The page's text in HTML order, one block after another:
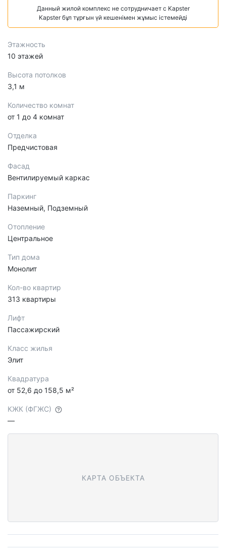
Данный жилой комплекс не сотрудничает с Kapster
Kapster бұл тұрғын үй кешенімен жұмыс істемейді
Этажность
10 этажей
Высота потолков
3,1 м
Количество комнат
от 1 до 4 комнат
Отделка
Предчистовая
Фасад
Вентилируемый каркас
Паркинг
Наземный, Подземный
Отопление
Центральное
Тип дома
Монолит
Кол-во квартир
313 квартиры
Лифт
Пассажирский
Класс жилья
Элит
Квадратура
от 52,6 до 158,5 м²
КЖК (ФГЖС)
—
КАРТА ОБЪЕКТА